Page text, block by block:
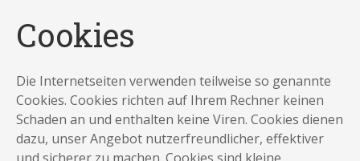
Cookies
Die Internetseiten verwenden teilweise so genannte
Cookies. Cookies richten auf Ihrem Rechner keinen
Schaden an und enthalten keine Viren. Cookies dienen
dazu, unser Angebot nutzerfreundlicher, effektiver